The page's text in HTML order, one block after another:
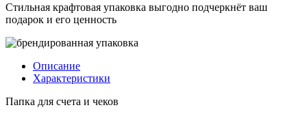
Стильная крафтовая упаковка выгодно подчеркнёт ваш
подарок и его ценность
Описание
Характеристики
Папка для счета и чеков